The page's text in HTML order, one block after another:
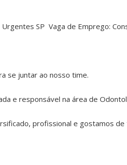
SP Vaga de Emprego:
se juntar ao nosso time.
e responsável na área de
profissional e gostamos de